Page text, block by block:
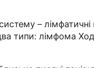
– лімфатичні
типи: лімфома